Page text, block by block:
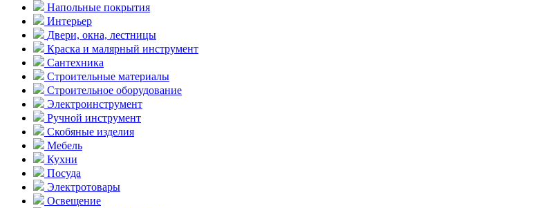
Напольные покрытия
Интерьер
Двери, окна, лестницы
Краска и малярный инструмент
Сантехника
Строительные материалы
Строительное оборудование
Электроинструмент
Ручной инструмент
Скобяные изделия
Мебель
Кухни
Посуда
Электротовары
Освещение